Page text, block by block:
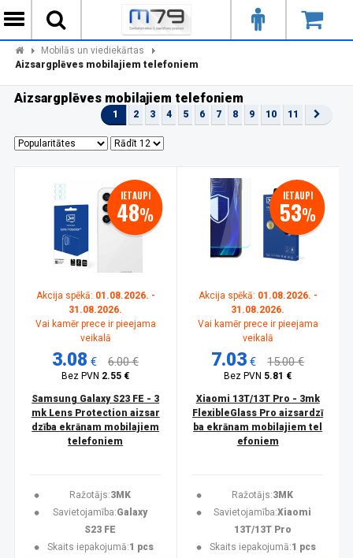
Mobilās un viediekārtas
Aizsargplēves mobilajiem telefoniem
Aizsargplēves mobilajiem telefoniem
1 2 3 4 5 6 7 8 9 10 11
IETAUPI
48%
Akcija spēkā: 01.08.2026. -
31.08.2026.
Vai kamēr prece ir pieejama
veikalā
3.08 € 6.00 €
Bez PVN 2.55 €
Samsung Galaxy S23 FE - 3
mk Lens Protection aizsar
dzība ekrānam mobilajiem
telefoniem
Ražotājs:3MK
Savietojamība:Galaxy
S23 FE
Skaits iepakojumā:1 pcs
IETAUPI
53%
Akcija spēkā: 01.08.2026. -
31.08.2026.
Vai kamēr prece ir pieejama
veikalā
7.03 € 15.00 €
Bez PVN 5.81 €
Xiaomi 13T/13T Pro - 3mk
FlexibleGlass Pro aizsardzī
ba ekrānam mobilajiem tel
efoniem
Ražotājs:3MK
Savietojamība:Xiaomi
13T/13T Pro
Skaits iepakojumā:1 pcs